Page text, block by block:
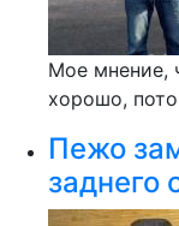
Мое мнение,
хорошо,
Пежо
заднего